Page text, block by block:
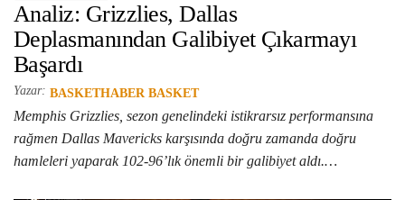
Analiz: Grizzlies, Dallas
Deplasmanından Galibiyet Çıkarmayı
Başardı
Yazar: BASKETHABER BASKET
Memphis Grizzlies, sezon genelindeki istikrarsız performansına
rağmen Dallas Mavericks karşısında doğru zamanda doğru
hamleleri yaparak 102-96’lık önemli bir galibiyet aldı.…